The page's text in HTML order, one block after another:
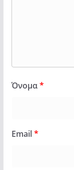
Όνομα*
Email*